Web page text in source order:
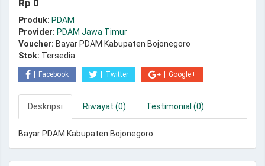
Rp 0
Produk: PDAM
Provider: PDAM Jawa Timur
Voucher: Bayar PDAM Kabupaten Bojonegoro
Stok: Tersedia
Facebook Twitter Google+
Deskripsi Riwayat (0) Testimonial (0)
Bayar PDAM Kabupaten Bojonegoro